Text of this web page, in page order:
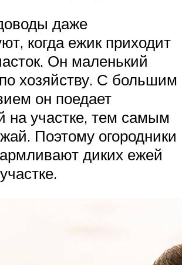
даже
когда ежик приходит
Он маленький
хозяйству. С большим
он поедает
на участке, тем самым
Поэтому огородники
диких ежей